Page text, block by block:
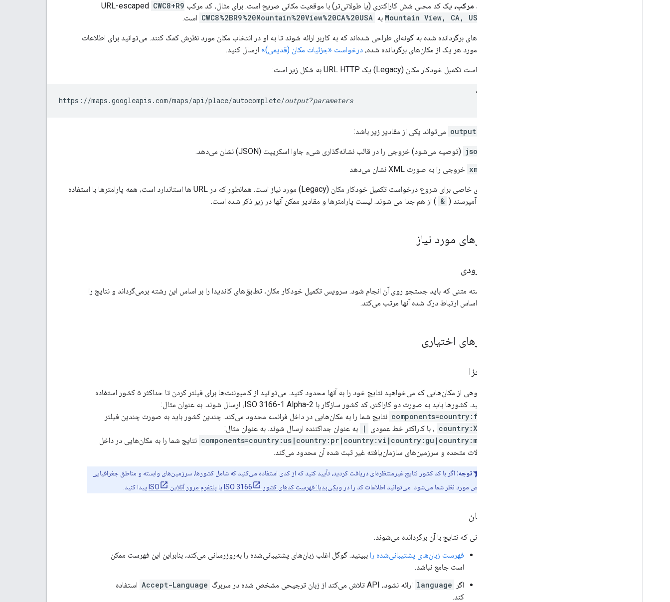
کد مرکب، یک کد محلی شش کاراکتری (یا طولانی‌تر) با موقعیت مکانی صریح است. برای مثال، کد مرکب URL-escaped CWC8+R9
Mountain View, CA, USA به CWC8%2BR9%20Mountain%20View%20CA%20USA است.
پیش‌بینی‌های برگردانده شده به گونه‌ای طراحی شده‌اند که به کاربر ارائه شوند تا به او در انتخاب مکان مورد نظرش کمک کنند. می‌توانید برای اطلاعات
بیشتر در مورد هر یک از مکان‌های برگردانده شده، درخواست «جزئیات مکان (قدیمی)» ارسال کنید.
یک درخواست تکمیل خودکار مکان (Legacy) یک URL HTTP به شکل زیر است:
https://maps.googleapis.com/maps/api/place/autocomplete/output?parameters
output می‌تواند یکی از مقادیر زیر باشد:
json (توصیه می‌شود) خروجی را در قالب نشانه‌گذاری شیء جاوا اسکریپت (JSON) نشان می‌دهد.
xml خروجی را به صورت XML نشان می‌دهد
پارامترهای خاصی برای شروع درخواست تکمیل خودکار مکان (Legacy) مورد نیاز است. همانطور که در URL ها استاندارد است، همه پارامترها با استفاده
از کاراکتر آمپرسند ( & ) از هم جدا می شوند. لیست پارامترها و مقادیر ممکن آنها در زیر ذکر شده است.
پارامترهای مورد نیاز
ورودی
رشته متنی که باید جستجو روی آن انجام شود. سرویس تکمیل خودکار مکان، تطابق‌های کاندیدا را بر اساس این رشته برمی‌گرداند و نتایج را
بر اساس ارتباط درک شده آنها مرتب می‌کند.
پارامترهای اختیاری
اجزا
گروهی از مکان‌هایی که می‌خواهید نتایج خود را به آنها محدود کنید. می‌توانید از کامپوننت‌ها برای فیلتر کردن تا حداکثر ۵ کشور استفاده
کنید. کشورها باید به صورت دو کاراکتر، کد کشور سازگار با ISO 3166-1 Alpha-2، ارسال شوند. به عنوان مثال:
components=country:fr نتایج شما را به مکان‌هایی در داخل فرانسه محدود می‌کند. چندین کشور باید به صورت چندین فیلتر
country:XX ، با کاراکتر خط عمودی |
به عنوان جداکننده ارسال شوند. به عنوان مثال:
components=country:us|country:pr|country:vi|country:gu|country:mp نتایج شما را به مکان‌هایی در داخل
ایالات متحده و سرزمین‌های سازمان‌یافته غیر ثبت شده آن محدود می‌کند.
توجه: اگر با کد کشور نتایج غیرمنتظره‌ای دریافت کردید، تأیید کنید که از کدی استفاده می‌کنید که شامل کشورها، سرزمین‌های وابسته و مناطق جغرافیایی
خاص مورد نظر شما می‌شود. می‌توانید اطلاعات کد را در ویکی‌پدیا: فهرست کدهای کشور ISO 3166 یا پلتفرم مرور آنلاین ISO پیدا کنید.
زبان
زبانی که نتایج با آن برگردانده می‌شوند.
فهرست زبان‌های پشتیبانی‌شده را ببینید. گوگل اغلب زبان‌های پشتیبانی‌شده را به‌روزرسانی می‌کند، بنابراین این فهرست ممکن
است جامع نباشد.
اگر
language ارائه نشود، API تلاش می‌کند از زبان ترجیحی مشخص شده در سربرگ Accept-Language استفاده
کند.